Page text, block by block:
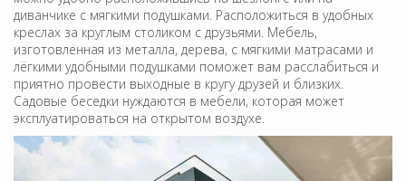
диванчике с мягкими подушками. Расположиться в удобных
креслах за круглым столиком с друзьями. Мебель,
изготовленная из металла, дерева, с мягкими матрасами и
лёгкими удобными подушками поможет вам расслабиться и
приятно провести выходные в кругу друзей и близких.
Садовые беседки нуждаются в мебели, которая может
эксплуатироваться на открытом воздухе.